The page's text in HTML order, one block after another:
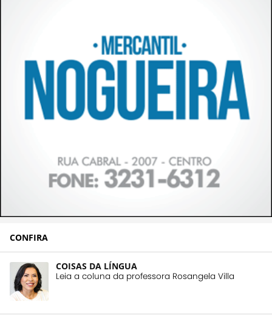
CONFIRA
COISAS DA LÍNGUA
Leia a coluna da professora Rosangela Villa